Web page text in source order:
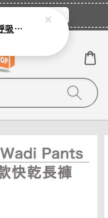
立即登入
【COMPRESSPORT】窄版止汗呼吸頭帶2.0_【零碼】